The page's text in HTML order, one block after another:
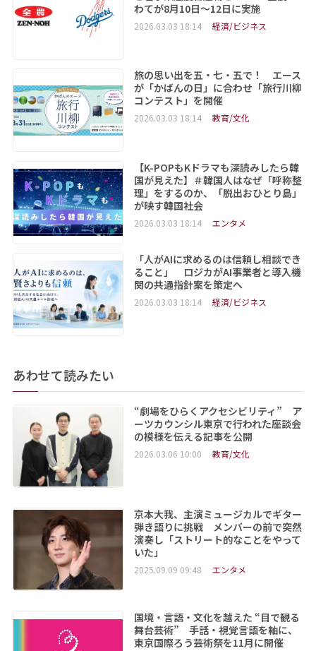
わてが8月10日～12日に実施
2026.03.03 18:14 経済/ビジネス
旅の思い出を五・七・五で！ エース
が「かばんの日」に合わせ「旅行川柳
コンテスト」を開催
2026.03.03 18:14 教育/文化
【K-POPもKドラマも深読みしたら韓
国が見えた】＃韓国人はなぜ「呼称整
理」をするのか、「脱出おひとり島」
が映す韓国社会
2026.03.03 18:14 エンタメ
「人がAIに求めるのは信頼し相談でき
ること」 ロジカがAI事業者と導入機
関の共通指針案を策定へ
2026.03.03 18:14 経済/ビジネス
あわせて読みたい
“劇場をひらくアクセシビリティ” ア
ーツカウンシル東京で行われた座談会
の模様を伝える記事を公開
2026.03.06 10:00 教育/文化
京本大我、主演ミュージカルでギター
弾き語りに挑戦 メンバーの前で突然
演奏し「ストリート的なことをやって
いた」
2025.09.09 09:48 エンタメ
国境・言語・文化を越えた “目で観る
舞台芸術” 手話・視覚言語を軸に、
東京国際ろう芸術祭を11月に開催